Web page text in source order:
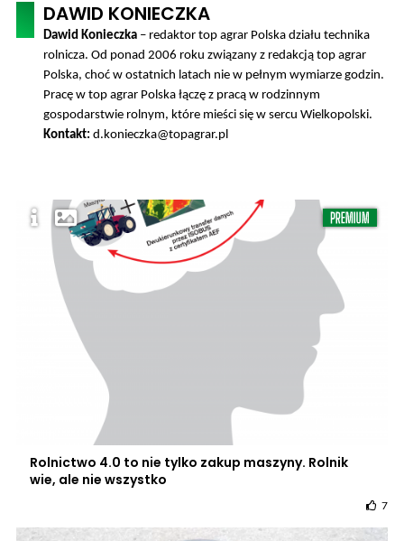
DAWID KONIECZKA
Dawid Konieczka – redaktor top agrar Polska działu technika
rolnicza. Od ponad 2006 roku związany z redakcją top agrar
Polska, choć w ostatnich latach nie w pełnym wymiarze godzin.
Pracę w top agrar Polska łączę z pracą w rodzinnym
gospodarstwie rolnym, które mieści się w sercu Wielkopolski.
Kontakt: d.konieczka@topagrar.pl
Rolnictwo 4.0 to nie tylko zakup maszyny. Rolnik
wie, ale nie wszystko
7